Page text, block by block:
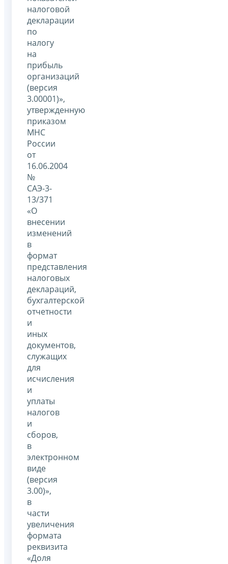
налоговой
декларации
по
налогу
на
прибыль
организаций
(версия
3.00001)»,
утвержденную
приказом
МНС
России
от
16.06.2004
№
САЭ-3-
13/371
«О
внесении
изменений
в
формат
представления
налоговых
деклараций,
бухгалтерской
отчетности
и
иных
документов,
служащих
для
исчисления
и
уплаты
налогов
и
сборов,
в
электронном
виде
(версия
3.00)»,
в
части
увеличения
формата
реквизита
«Доля